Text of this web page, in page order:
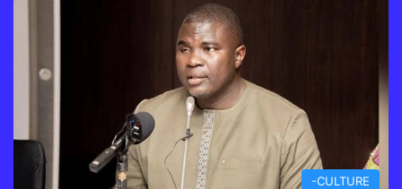
-CULTURE